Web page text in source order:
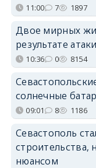
11:00 7 1897
Двое мирных
результате
10:36 0 8154
солнечные
09:01 8 1186
Севастополь
нюансом